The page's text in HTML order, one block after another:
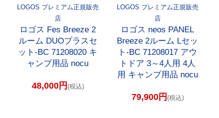
LOGOS プレミアム正規販売
店
ロゴス Fes Breeze 2
ルーム DUOプラスセ
ット-BC 71208020 キ
ャンプ用品 nocu
48,000円 (税込)
LOGOS プレミアム正規販売
店
ロゴス neos PANEL
Breeze 2ルーム Lセッ
ト-BC 71208017 アウ
トドア 3～4人用 4人
用 キャンプ用品 nocu
79,900円 (税込)